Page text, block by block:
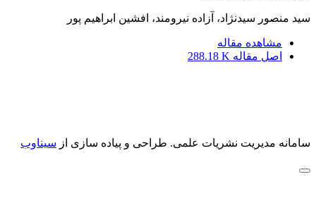
سید منصور سیدنژاد، آزاده نیرومند، افشین ابراهیم پور
مشاهده مقاله
اصل مقاله 288.18 K
سامانه مدیریت نشریات علمی. طراحی و پیاده سازی از سیناوب